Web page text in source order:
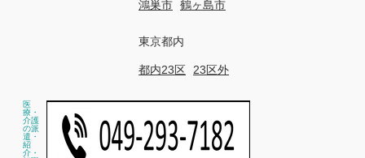
鴻巣市 鶴ヶ島市
東京都内
都内23区 23区外
医
療・
介護
の派
遣・
紹
介・